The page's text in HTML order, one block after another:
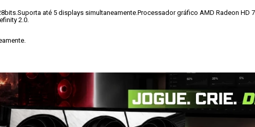
Suporta até 5 displays simultaneamente.Processador gráfico AMD Radeon HD
2.0.